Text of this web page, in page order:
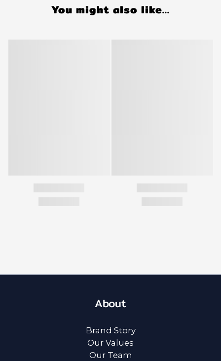
You might also like...
About
Brand Story
Our Values
Our Team